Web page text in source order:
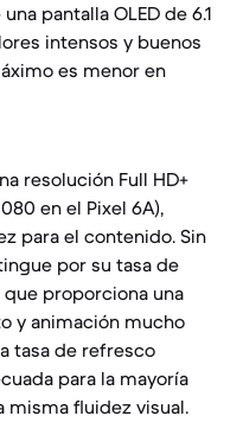
pantalla OLED de 6.1
intensos y buenos
es menor en
resolución Full HD+
en el Pixel 6A),
para el contenido. Sin
por su tasa de
proporciona una
y animación mucho
tasa de refresco
para la mayoría
misma fluidez visual.